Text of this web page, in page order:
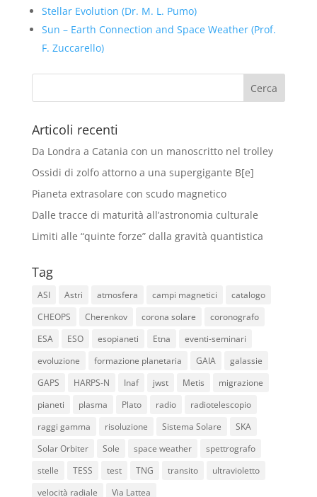
Stellar Evolution (Dr. M. L. Pumo)
Sun – Earth Connection and Space Weather (Prof.
F. Zuccarello)
Articoli recenti
Da Londra a Catania con un manoscritto nel trolley
Ossidi di zolfo attorno a una supergigante B[e]
Pianeta extrasolare con scudo magnetico
Dalle tracce di maturità all’astronomia culturale
Limiti alle “quinte forze” dalla gravità quantistica
Tag
ASI Astri atmosfera campi magnetici
catalogo
CHEOPS
Cherenkov corona solare
coronografo
ESA
ESO esopianeti Etna
eventi-seminari
evoluzione
formazione planetaria GAIA
galassie
GAPS
HARPS-N Inaf jwst Metis
migrazione
pianeti
plasma Plato radio
radiotelescopio
raggi gamma
risoluzione Sistema Solare
SKA
Solar Orbiter
Sole space weather
spettrografo
stelle
TESS test TNG transito
ultravioletto
velocità radiale
Via Lattea